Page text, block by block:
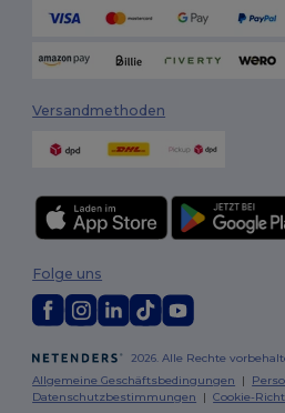
Versandmethoden
2026. Alle Rechte
Allgemeine Geschäftsbedingungen |
Datenschutzbestimmungen |Cookie-
Folge uns